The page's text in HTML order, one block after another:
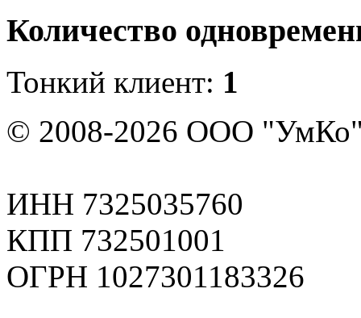
Количество
Тонкий клиент: 1
© 2008-2026 ООО
ИНН 7325035760
КПП 732501001
ОГРН 1027301183326